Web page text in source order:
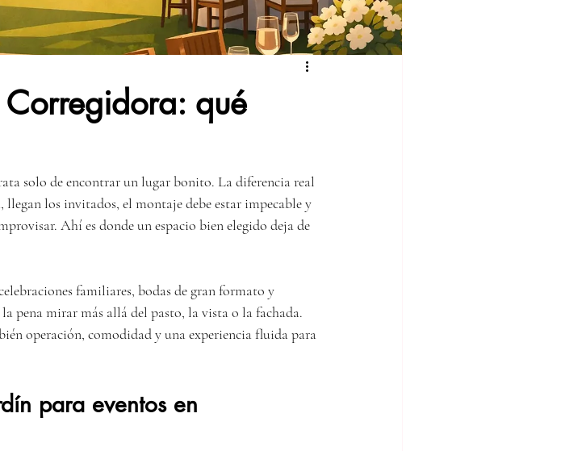
qué
solo de encontrar un lugar bonito. La diferencia real
los invitados, el montaje debe estar impecable y
Ahí es donde un espacio bien elegido deja de
familiares, bodas de gran formato y
pena mirar más allá del pasto, la vista o la fachada.
operación, comodidad y una experiencia fluida para
para eventos en